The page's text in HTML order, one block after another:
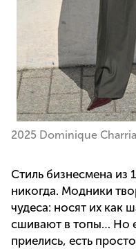
2025 Dominique
Стиль бизнесмена из
никогда. Модники
чудеса: носят их как
сшивают в топы… Но
приелись, есть